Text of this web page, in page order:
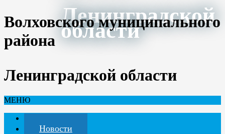
Ленинградской
области
Волховского муниципального
района
Ленинградской области
МЕНЮ
Новости